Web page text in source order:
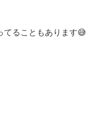
てることもあります😅